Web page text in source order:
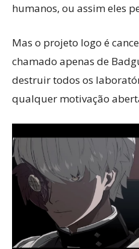
humanos, ou assim eles
Mas o projeto logo é
chamado apenas de
destruir todos os
qualquer motivação